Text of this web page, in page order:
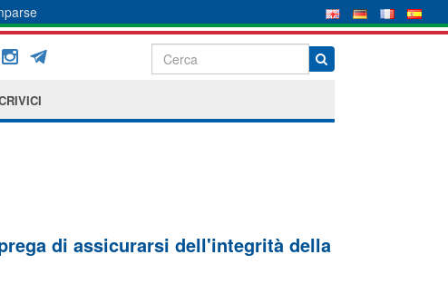
di assicurarsi dell'integrità della